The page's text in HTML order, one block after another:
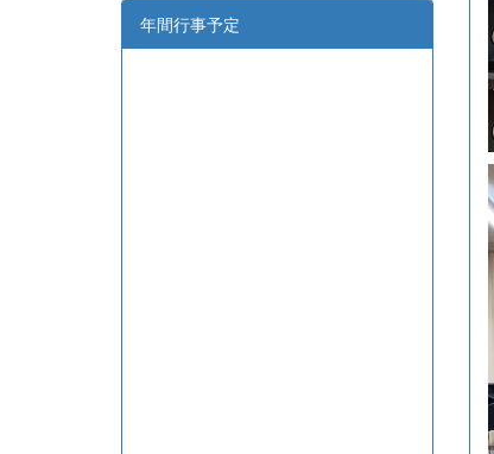
年間行事予定